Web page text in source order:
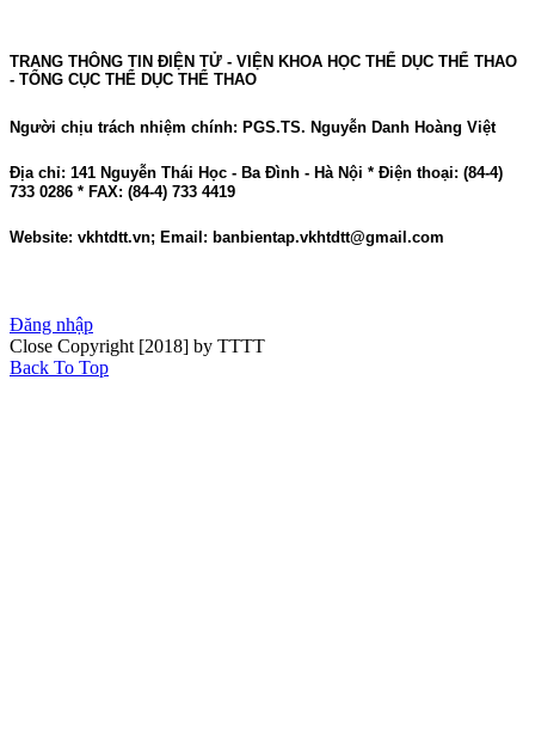
TRANG THÔNG TIN ĐIỆN TỬ - VIỆN KHOA HỌC THỂ DỤC THỂ THAO
- TỔNG CỤC THỂ DỤC THỂ THAO
Người chịu trách nhiệm chính: PGS.TS. Nguyễn Danh Hoàng Việt
Địa chỉ: 141 Nguyễn Thái Học - Ba Đình - Hà Nội * Điện thoại: (84-4)
733 0286 * FAX: (84-4) 733 4419
Website: vkhtdtt.vn; Email: banbientap.vkhtdtt@gmail.com
Đăng nhập
Close Copyright [2018] by TTTT
Back To Top